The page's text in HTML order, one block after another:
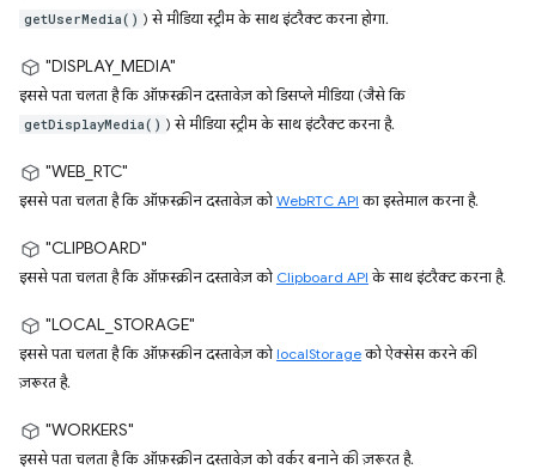
getUserMedia() ) से मीडिया स्ट्रीम के साथ इंटरैक्ट करना होगा.
"DISPLAY_MEDIA"
इससे पता चलता है कि ऑफ़स्क्रीन दस्तावेज़ को डिसप्ले मीडिया (जैसे कि
getDisplayMedia() ) से मीडिया स्ट्रीम के साथ इंटरैक्ट करना है.
"WEB_RTC"
इससे पता चलता है कि ऑफ़स्क्रीन दस्तावेज़ को WebRTC API का इस्तेमाल करना है.
"CLIPBOARD"
इससे पता चलता है कि ऑफ़स्क्रीन दस्तावेज़ को Clipboard API के साथ इंटरैक्ट करना है.
"LOCAL_STORAGE"
इससे पता चलता है कि ऑफ़स्क्रीन दस्तावेज़ को localStorage को ऐक्सेस करने की
ज़रूरत है.
"WORKERS"
इससे पता चलता है कि ऑफ़स्क्रीन दस्तावेज़ को वर्कर बनाने की ज़रूरत है.